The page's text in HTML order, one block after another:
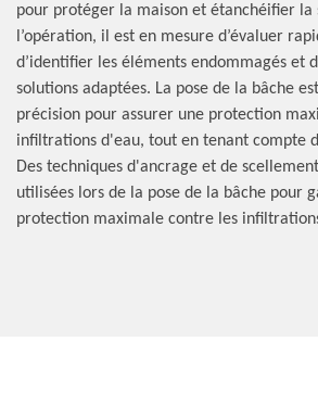
pour protéger la maison et étanchéifier la
l’opération, il est en mesure d’évaluer
d’identifier les éléments endommagés et
solutions adaptées. La pose de la bâche
précision pour assurer une protection
infiltrations d'eau, tout en tenant compte
Des techniques d'ancrage et de
utilisées lors de la pose de la bâche pour
protection maximale contre les